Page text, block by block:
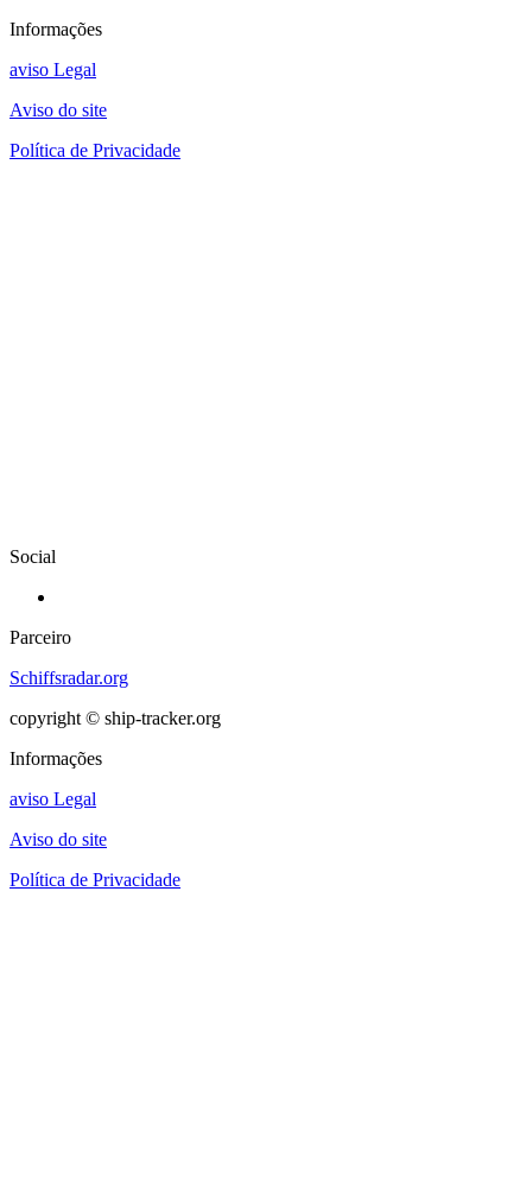
Informações
aviso Legal
Aviso do site
Política de Privacidade
Social
Parceiro
Schiffsradar.org
copyright © ship-tracker.org
Informações
aviso Legal
Aviso do site
Política de Privacidade